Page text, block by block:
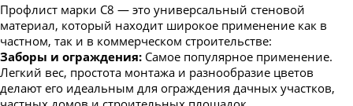
Профлист марки С8 — это универсальный стеновой
материал, который находит широкое применение как в
частном, так и в коммерческом строительстве:
Заборы и ограждения: Самое популярное применение.
Легкий вес, простота монтажа и разнообразие цветов
делают его идеальным для ограждения дачных участков,